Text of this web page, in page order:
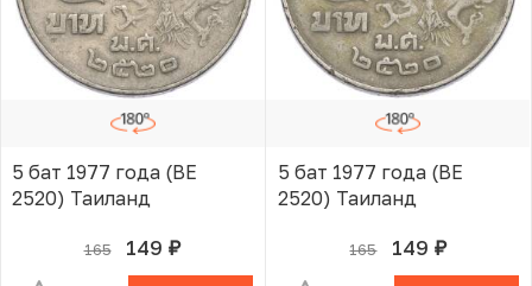
5 бат 1977 года (BE
2520) Таиланд
165 149 руб.
В КОРЗИНЕ
5 бат 1977 года (BE
2520) Таиланд
165 149 руб.
В КОРЗИНЕ